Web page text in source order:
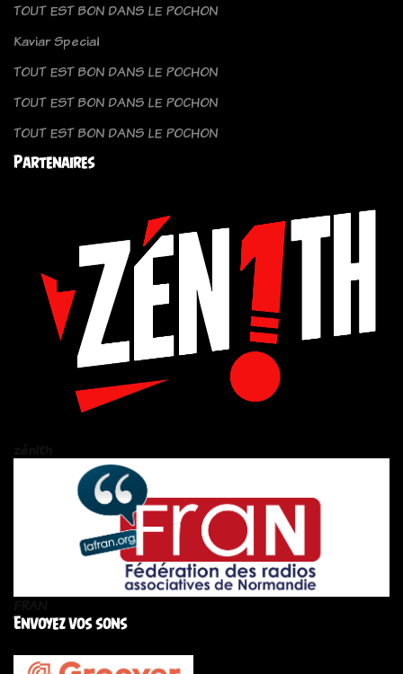
TOUT EST BON DANS LE POCHON
Kaviar Special
TOUT EST BON DANS LE POCHON
TOUT EST BON DANS LE POCHON
TOUT EST BON DANS LE POCHON
Partenaires
Envoyez vos sons